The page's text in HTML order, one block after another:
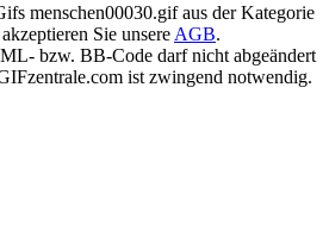
menschen00030.gif aus der Kategorie
Sie unsere AGB.
bzw. BB-Code darf nicht abgeändert
ist zwingend notwendig.